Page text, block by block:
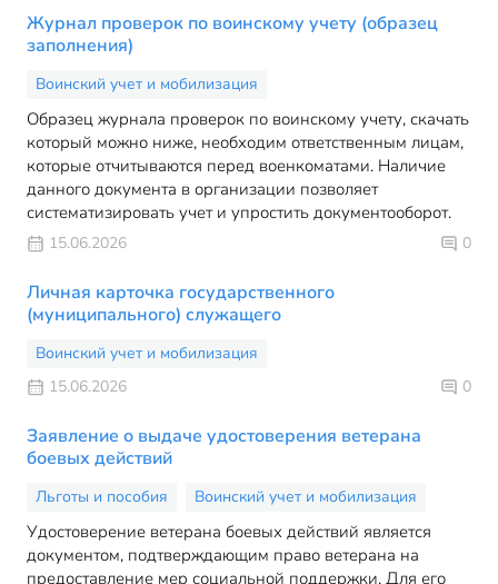
Журнал проверок по воинскому учету (образец
заполнения)
Воинский учет и мобилизация
Образец журнала проверок по воинскому учету, скачать
который можно ниже, необходим ответственным лицам,
которые отчитываются перед военкоматами. Наличие
данного документа в организации позволяет
систематизировать учет и упростить документооборот.
15.06.2026 0
Личная карточка государственного
(муниципального) служащего
Воинский учет и мобилизация
15.06.2026
0
Заявление о выдаче удостоверения ветерана
боевых действий
Льготы и пособия Воинский учет и мобилизация
Удостоверение ветерана боевых действий является
документом, подтверждающим право ветерана на
предоставление мер социальной поддержки. Для его